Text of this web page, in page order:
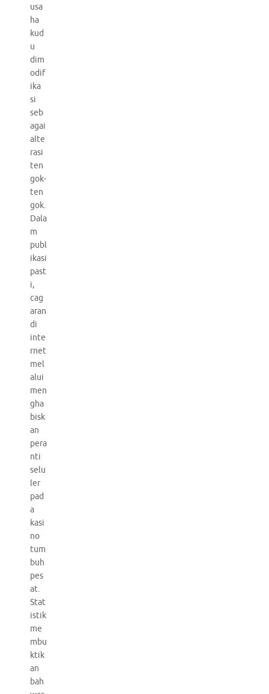
usa
ha
kud
u
dim
odif
ika
si
seb
agai
alte
rasi
ten
gok-
ten
gok.
Dala
m
publ
ikasi
past
i,
cag
aran
di
inte
rnet
mel
alui
men
gha
bisk
an
pera
nti
selu
ler
pad
a
kasi
no
tum
buh
pes
at.
Stat
istik
me
mbu
ktik
an
bah